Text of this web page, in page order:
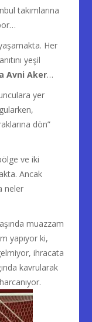
takımlarına
Her
yeşil
Avni Aker…
yer
dön”
ve iki
Ancak
neler
muazzam
yapıyor ki,
ihracata
kavrularak